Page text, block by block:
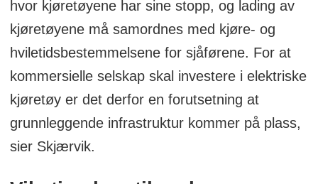
hvor kjøretøyene har sine stopp, og lading av
kjøretøyene må samordnes med kjøre- og
hviletidsbestemmelsene for sjåførene. For at
kommersielle selskap skal investere i elektriske
kjøretøy er det derfor en forutsetning at
grunnleggende infrastruktur kommer på plass,
sier Skjærvik.